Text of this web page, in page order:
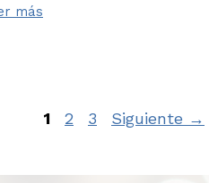
más
Página
1 Página
2 Página
3 Siguiente →